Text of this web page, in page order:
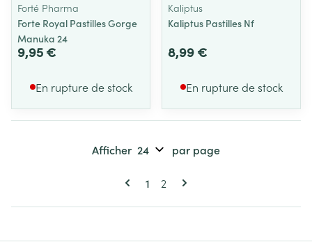
Forté Pharma
Forte Royal Pastilles Gorge
Manuka 24
9,95 €
En rupture de stock
Kaliptus
Kaliptus Pastilles Nf
8,99 €
En rupture de stock
Pages
Vous lisez actuellement la page
1 Page
2
Afficher par page